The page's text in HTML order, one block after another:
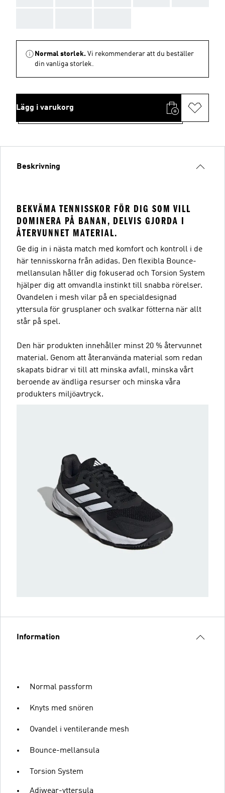
Normal storlek. Vi rekommenderar att du beställer
din vanliga storlek.
Lägg i varukorg
Beskrivning
BEKVÄMA TENNISSKOR FÖR DIG SOM VILL
DOMINERA PÅ BANAN, DELVIS GJORDA I
ÅTERVUNNET MATERIAL.
Ge dig in i nästa match med komfort och kontroll i de
här tennisskorna från adidas. Den flexibla Bounce-
mellansulan håller dig fokuserad och Torsion System
hjälper dig att omvandla instinkt till snabba rörelser.
Ovandelen i mesh vilar på en specialdesignad
yttersula för grusplaner och svalkar fötterna när allt
står på spel.
Den här produkten innehåller minst 20 % återvunnet
material. Genom att återanvända material som redan
skapats bidrar vi till att minska avfall, minska vårt
beroende av ändliga resurser och minska våra
produkters miljöavtryck.
Information
Normal passform
Knyts med snören
Ovandel i ventilerande mesh
Bounce-mellansula
Torsion System
Adiwear-yttersula